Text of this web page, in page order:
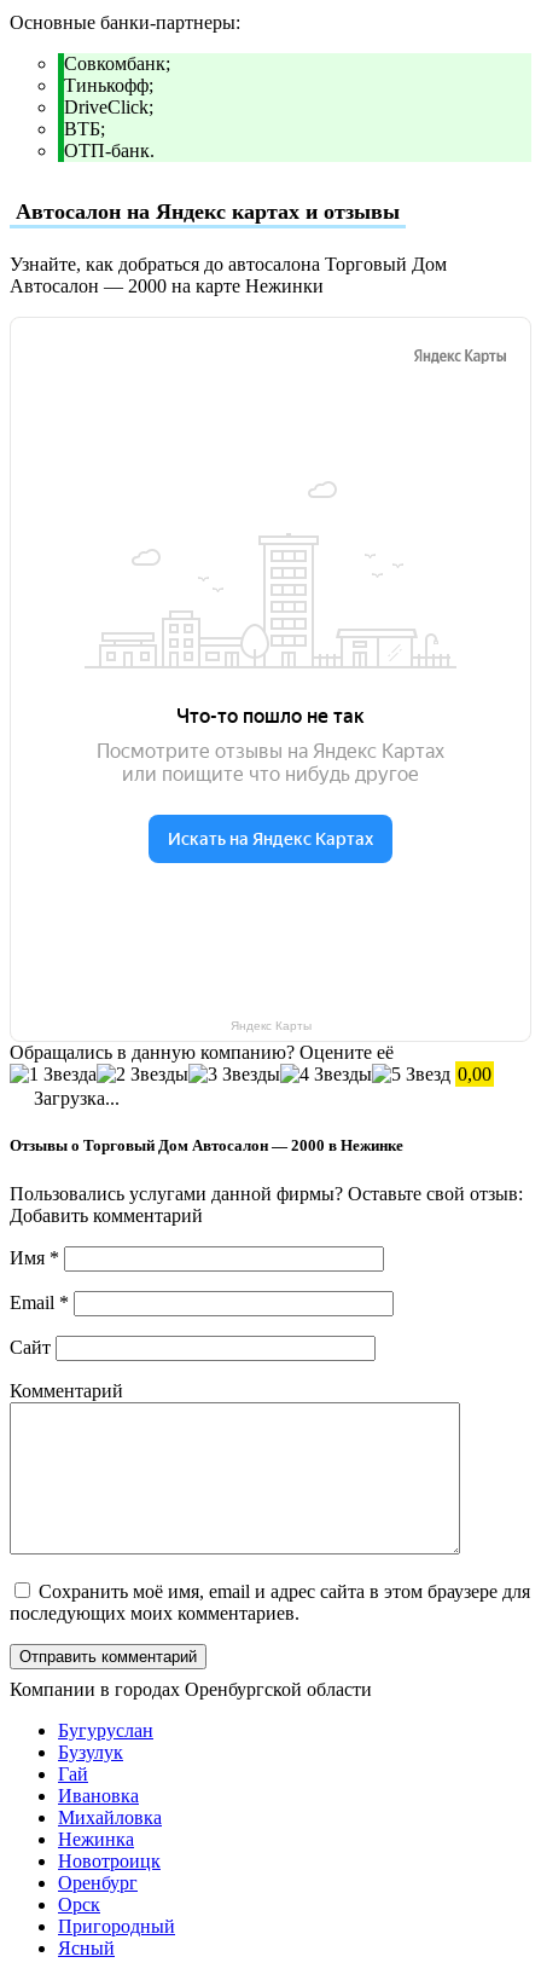
Основные банки-партнеры:
Совкомбанк;
Тинькофф;
DriveClick;
ВТБ;
ОТП-банк.
Автосалон на Яндекс картах и отзывы
Узнайте, как добраться до автосалона Торговый Дом
Автосалон — 2000 на карте Нежинки
Яндекс Карты
Обращались в данную компанию? Оцените её
0,00
Загрузка...
Отзывы о Торговый Дом Автосалон — 2000 в Нежинке
Пользовались услугами данной фирмы? Оставьте свой отзыв:
Добавить комментарий
Имя *
Email *
Сайт
Комментарий
Сохранить моё имя, email и адрес сайта в этом браузере для
последующих моих комментариев.
Компании в городах Оренбургской области
Бугуруслан
Бузулук
Гай
Ивановка
Михайловка
Нежинка
Новотроицк
Оренбург
Орск
Пригородный
Ясный